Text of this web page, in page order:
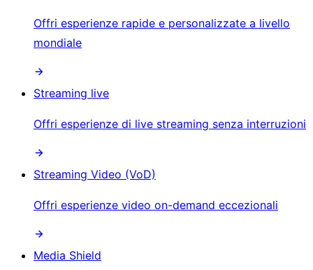
Offri esperienze rapide e personalizzate a livello
mondiale
Streaming live
Offri esperienze di live streaming senza interruzioni
Streaming Video (VoD)
Offri esperienze video on-demand eccezionali
Media Shield